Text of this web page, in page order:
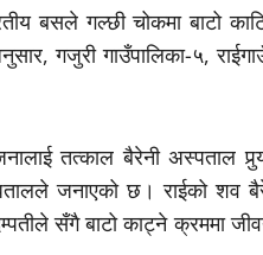
बसले गल्छी चोकमा बाटो
गजुरी गाउँपालिका-५,
तत्काल बैरेनी अस्पताल
जनाएको छ। राईको शव
सँगै बाटो काट्ने क्रममा